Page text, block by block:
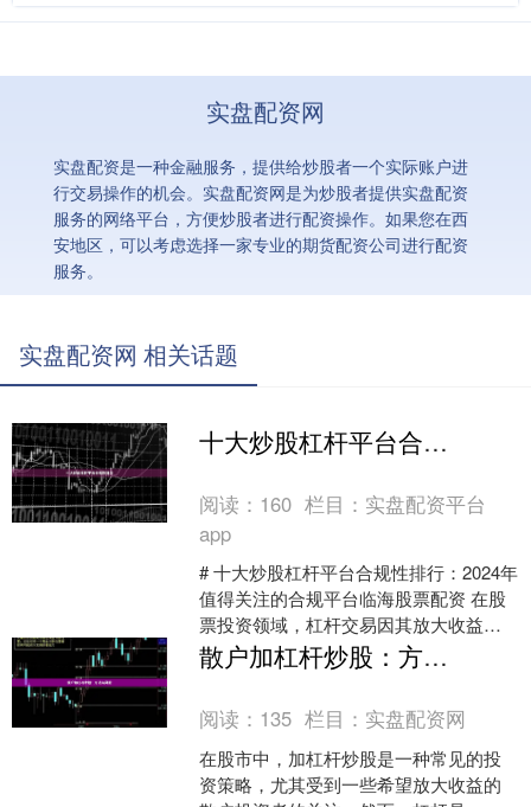
实盘配资网
实盘配资是一种金融服务，提供给炒股者一个实际账户进
行交易操作的机会。实盘配资网是为炒股者提供实盘配资
服务的网络平台，方便炒股者进行配资操作。如果您在西
安地区，可以考虑选择一家专业的期货配资公司进行配资
服务。
实盘配资网 相关话题
十大炒股杠杆平台合规性排行
阅读： 160 栏目： 实盘配资平台
app
# 十大炒股杠杆平台合规性排行：2024年
值得关注的合规平台临海股票配资 在股
票投资领域，杠杆交易因其放大收益的
特性而备受关注。然而，随着监管政策
的不断收紧，选....
散户加杠杆炒股：方法与风险
阅读： 135 栏目： 实盘配资网
在股市中，加杠杆炒股是一种常见的投
资策略，尤其受到一些希望放大收益的